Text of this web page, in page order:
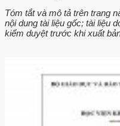
Tóm tắt và mô tả trên trang
nội dung tài liệu gốc; tài liệu
kiểm duyệt trước khi xuất